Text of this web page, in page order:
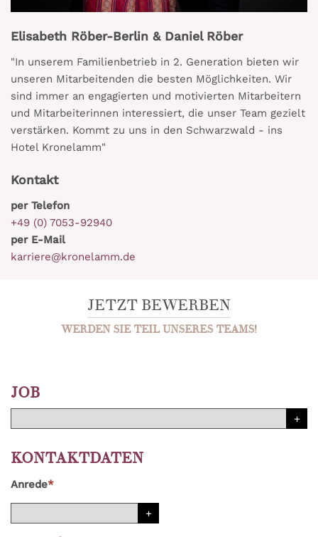
Elisabeth Röber-Berlin & Daniel Röber
"In unserem Familienbetrieb in 2. Generation bieten wir
unseren Mitarbeitenden die besten Möglichkeiten. Wir
sind immer an engagierten und motivierten Mitarbeitern
und Mitarbeiterinnen interessiert, die unser Team gezielt
verstärken. Kommt zu uns in den Schwarzwald - ins
Hotel Kronelamm"
Kontakt
per Telefon
+49 (0) 7053-92940
per E-Mail
karriere@kronelamm.de
JETZT BEWERBEN
WERDEN SIE TEIL UNSERES TEAMS!
JOB
KONTAKTDATEN
Anrede*